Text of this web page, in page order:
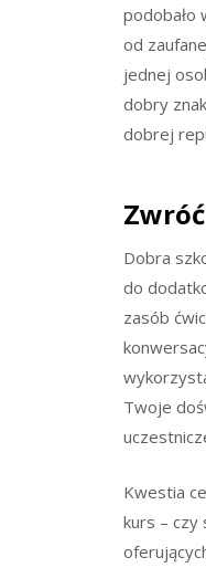
podobało
od
jednej
dobry
dobrej
Dobra
do
zasób
Twoje
Kwestia
kurs – czy